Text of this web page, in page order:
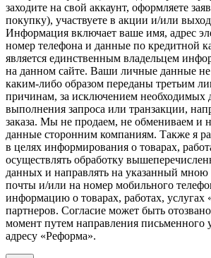
заходите на свой аккаунт, оформляете
покупку), участвуете в акции и/или
Информация включает ваше имя, адрес
номер телефона и данные по кредитной
является единственным владельцем
на данном сайте. Ваши личные данные
каким-либо образом переданы третьим
причинам, за исключением необходимых
выполнения запроса или транзакции,
заказа. Мы не продаем, не обмениваем и
данные сторонним компаниям. Также я
в целях информирования о товарах,
осуществлять обработку
данных и направлять на указанный мною
почты и/или на номер мобильного
информацию о товарах, работах, услугах
партнеров. Согласие может быть
момент путем направления письменного
адресу «Реформа».